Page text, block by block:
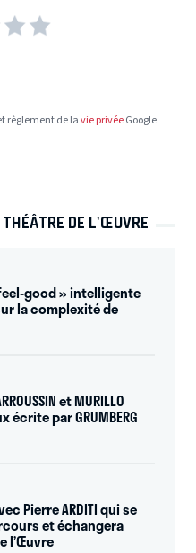
règlement de lavie privéeGoogle.
DE L'ŒUVRE
feel-good » intelligente
la complexité de
et MURILLO
par GRUMBERG
Pierre ARDITI qui se
et échangera
l’Œuvre